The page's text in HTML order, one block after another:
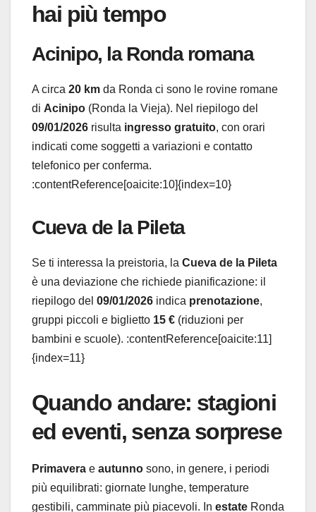
hai più tempo
Acinipo, la Ronda romana
A circa 20 km da Ronda ci sono le rovine romane
di Acinipo (Ronda la Vieja). Nel riepilogo del
09/01/2026 risulta ingresso gratuito, con orari
indicati come soggetti a variazioni e contatto
telefonico per conferma.
:contentReference[oaicite:10]{index=10}
Cueva de la Pileta
Se ti interessa la preistoria, la Cueva de la Pileta
è una deviazione che richiede pianificazione: il
riepilogo del 09/01/2026 indica prenotazione,
gruppi piccoli e biglietto 15 € (riduzioni per
bambini e scuole). :contentReference[oaicite:11]
{index=11}
Quando andare: stagioni
ed eventi, senza sorprese
Primavera e autunno sono, in genere, i periodi
più equilibrati: giornate lunghe, temperature
gestibili, camminate più piacevoli. In estate Ronda